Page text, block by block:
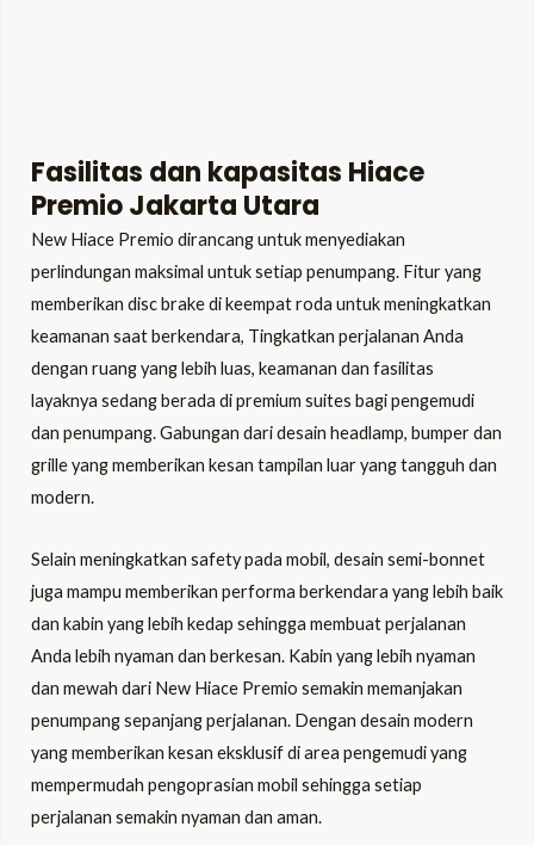
Fasilitas dan kapasitas Hiace
Premio Jakarta Utara
New Hiace Premio dirancang untuk menyediakan
perlindungan maksimal untuk setiap penumpang. Fitur yang
memberikan disc brake di keempat roda untuk meningkatkan
keamanan saat berkendara, Tingkatkan perjalanan Anda
dengan ruang yang lebih luas, keamanan dan fasilitas
layaknya sedang berada di premium suites bagi pengemudi
dan penumpang. Gabungan dari desain headlamp, bumper dan
grille yang memberikan kesan tampilan luar yang tangguh dan
modern.
Selain meningkatkan safety pada mobil, desain semi-bonnet
juga mampu memberikan performa berkendara yang lebih baik
dan kabin yang lebih kedap sehingga membuat perjalanan
Anda lebih nyaman dan berkesan. Kabin yang lebih nyaman
dan mewah dari New Hiace Premio semakin memanjakan
penumpang sepanjang perjalanan. Dengan desain modern
yang memberikan kesan eksklusif di area pengemudi yang
mempermudah pengoprasian mobil sehingga setiap
perjalanan semakin nyaman dan aman.